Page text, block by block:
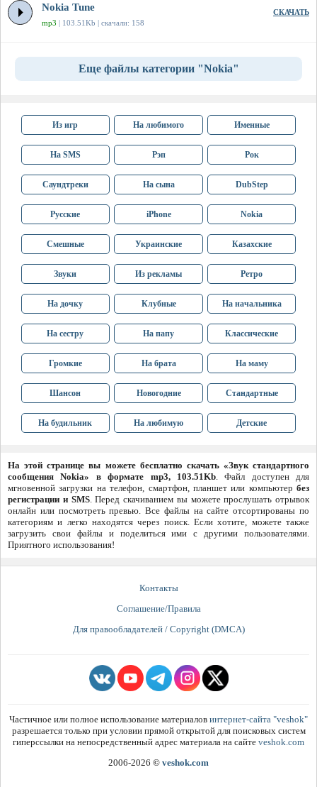
Nokia Tune
mp3 | 103.51Kb | скачали: 158
СКАЧАТЬ
Еще файлы категории "Nokia"
Из игр На любимого Именные
На SMS Рэп Рок
Саундтреки На сына DubStep
Русские iPhone Nokia
Смешные Украинские Казахские
Звуки Из рекламы Ретро
На дочку Клубные На начальника
На сестру На папу Классические
Громкие На брата На маму
Шансон Новогодние Стандартные
На будильник На любимую Детские
На этой странице вы можете бесплатно скачать «Звук стандартного
сообщения Nokia» в формате mp3, 103.51Kb. Файл доступен для
мгновенной загрузки на телефон, смартфон, планшет или компьютер без
регистрации и SMS. Перед скачиванием вы можете прослушать отрывок
онлайн или посмотреть превью. Все файлы на сайте отсортированы по
категориям и легко находятся через поиск. Если хотите, можете также
загрузить свои файлы и поделиться ими с другими пользователями.
Приятного использования!
Контакты
Соглашение/Правила
Для правообладателей / Copyright (DMCA)
Частичное или полное использование материалов интернет-сайта "veshok"
разрешается только при условии прямой открытой для поисковых систем
гиперссылки на непосредственный адрес материала на сайте veshok.com
2006-2026 © veshok.com